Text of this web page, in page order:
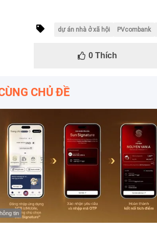
dự án nhà ở xã hội PVcombank
0Thích
CHỦ ĐỀ
tin